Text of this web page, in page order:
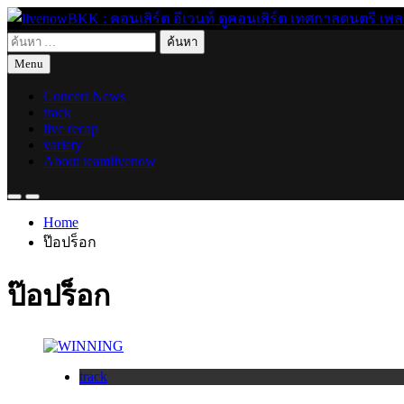
Skip
to
content
livenowBKK : คอนเสิร์ต อีเวนท์ ดูคอนเสิร์ต เทศกาลดนตรี เพลง
live for today
ค้นหา
สำหรับ:
Menu
Concert News
track
live recap
variety
About teamlivenow
Home
ป๊อปร็อก
ป๊อปร็อก
track